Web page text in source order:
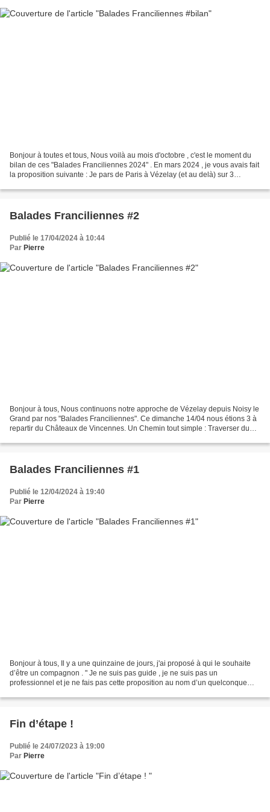
Bonjour à toutes et tous, Nous voilà au mois d'octobre , c'est le moment du
bilan de ces "Balades Franciliennes 2024" . En mars 2024 , je vous avais fait
la proposition suivante : Je pars de Paris à Vézelay (et au delà) sur 3
Balades Franciliennes #2
Publié le 17/04/2024 à 10:44
Par Pierre
Bonjour à tous, Nous continuons notre approche de Vézelay depuis Noisy le
Grand par nos "Balades Franciliennes". Ce dimanche 14/04 nous étions 3 à
repartir du Châteaux de Vincennes. Un Chemin tout simple : Traverser du
Balades Franciliennes #1
Publié le 12/04/2024 à 19:40
Par Pierre
Bonjour à tous, Il y a une quinzaine de jours, j'ai proposé à qui le souhaite
d’être un compagnon . " Je ne suis pas guide , je ne suis pas un
professionnel et je ne fais pas cette proposition au nom d’un quelconque
Fin d’étape !
Publié le 24/07/2023 à 19:00
Par Pierre